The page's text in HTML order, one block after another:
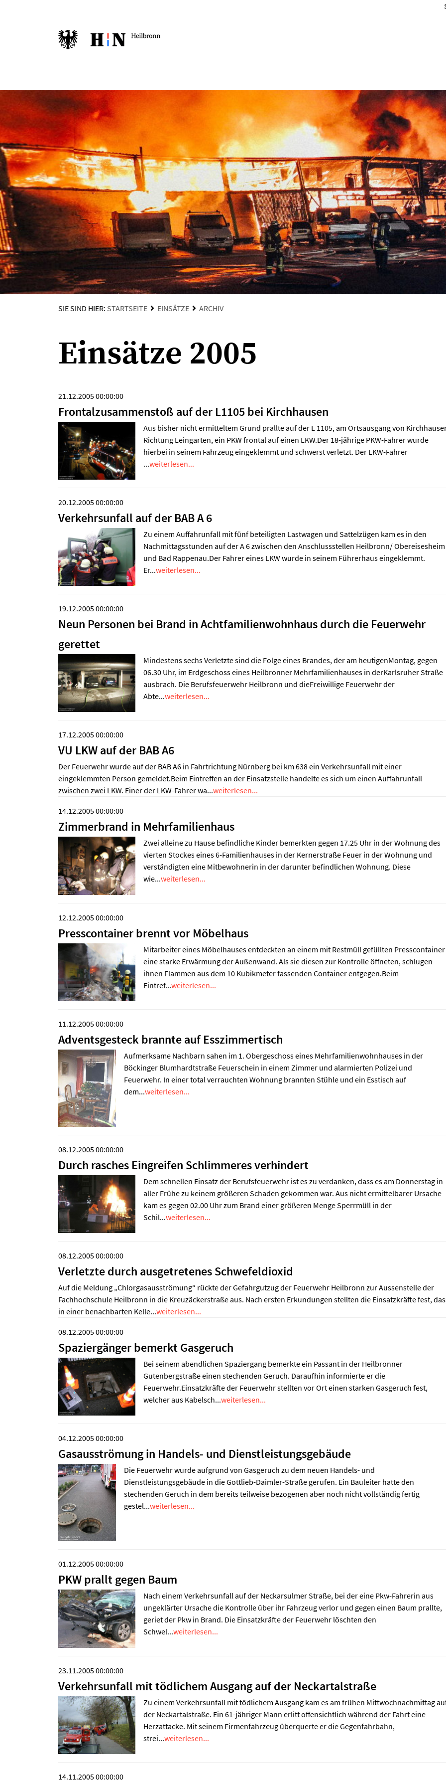
SIE SIND HIER: STARTSEITE EINSÄTZE ARCHIV
Einsätze 2005
21.12.2005 00:00:00
Frontalzusammenstoß auf der L1105 bei Kirchhausen
Aus bisher nicht ermitteltem Grund prallte auf der L 1105, am Ortsausgang von
Richtung Leingarten, ein PKW frontal auf einen LKW.Der 18-jährige PKW-Fahrer wurde
hierbei in seinem Fahrzeug eingeklemmt und schwerst verletzt. Der LKW-Fahrer
...weiterlesen...
20.12.2005 00:00:00
Verkehrsunfall auf der BAB A 6
Zu einem Auffahrunfall mit fünf beteiligten Lastwagen und Sattelzügen kam es in den
Nachmittagsstunden auf der A 6 zwischen den Anschlussstellen Heilbronn/ Obereisesheim
und Bad Rappenau.Der Fahrer eines LKW wurde in seinem Führerhaus eingeklemmt.
Er...weiterlesen...
19.12.2005 00:00:00
Neun Personen bei Brand in Achtfamilienwohnhaus durch die Feuerwehr
gerettet
Mindestens sechs Verletzte sind die Folge eines Brandes, der am heutigenMontag, gegen
06.30 Uhr, im Erdgeschoss eines Heilbronner Mehrfamilienhauses in derKarlsruher Straße
ausbrach. Die Berufsfeuerwehr Heilbronn und dieFreiwillige Feuerwehr der
Abte...weiterlesen...
17.12.2005 00:00:00
VU LKW auf der BAB A6
Der Feuerwehr wurde auf der BAB A6 in Fahrtrichtung Nürnberg bei km 638 ein Verkehrsunfall mit einer
eingeklemmten Person gemeldet.Beim Eintreffen an der Einsatzstelle handelte es sich um einen Auffahrunfall
zwischen zwei LKW. Einer der LKW-Fahrer wa...weiterlesen...
14.12.2005 00:00:00
Zimmerbrand in Mehrfamilienhaus
Zwei alleine zu Hause befindliche Kinder bemerkten gegen 17.25 Uhr in der Wohnung des
vierten Stockes eines 6-Familienhauses in der Kernerstraße Feuer in der Wohnung und
verständigten eine Mitbewohnerin in der darunter befindlichen Wohnung. Diese
wie...weiterlesen...
12.12.2005 00:00:00
Presscontainer brennt vor Möbelhaus
Mitarbeiter eines Möbelhauses entdeckten an einem mit Restmüll gefüllten Presscontainer
eine starke Erwärmung der Außenwand. Als sie diesen zur Kontrolle öffneten, schlugen
ihnen Flammen aus dem 10 Kubikmeter fassenden Container entgegen.Beim
Eintref...weiterlesen...
11.12.2005 00:00:00
Adventsgesteck brannte auf Esszimmertisch
Aufmerksame Nachbarn sahen im 1. Obergeschoss eines Mehrfamilienwohnhauses in der
Böckinger Blumhardtstraße Feuerschein in einem Zimmer und alarmierten Polizei und
Feuerwehr. In einer total verrauchten Wohnung brannten Stühle und ein Esstisch auf
dem...weiterlesen...
08.12.2005 00:00:00
Durch rasches Eingreifen Schlimmeres verhindert
Dem schnellen Einsatz der Berufsfeuerwehr ist es zu verdanken, dass es am Donnerstag in
aller Frühe zu keinem größeren Schaden gekommen war. Aus nicht ermittelbarer Ursache
kam es gegen 02.00 Uhr zum Brand einer größeren Menge Sperrmüll in der
Schil...weiterlesen...
08.12.2005 00:00:00
Verletzte durch ausgetretenes Schwefeldioxid
Auf die Meldung „Chlorgasausströmung“ rückte der Gefahrgutzug der Feuerwehr Heilbronn zur Aussenstelle der
Fachhochschule Heilbronn in die Kreuzäckerstraße aus. Nach ersten Erkundungen stellten die Einsatzkräfte fest,
in einer benachbarten Kelle...weiterlesen...
08.12.2005 00:00:00
Spaziergänger bemerkt Gasgeruch
Bei seinem abendlichen Spaziergang bemerkte ein Passant in der Heilbronner
Gutenbergstraße einen stechenden Geruch. Daraufhin informierte er die
Feuerwehr.Einsatzkräfte der Feuerwehr stellten vor Ort einen starken Gasgeruch fest,
welcher aus Kabelsch...weiterlesen...
04.12.2005 00:00:00
Gasausströmung in Handels- und Dienstleistungsgebäude
Die Feuerwehr wurde aufgrund von Gasgeruch zu dem neuen Handels- und
Dienstleistungsgebäude in die Gottlieb-Daimler-Straße gerufen. Ein Bauleiter hatte den
stechenden Geruch in dem bereits teilweise bezogenen aber noch nicht vollständig fertig
gestel...weiterlesen...
01.12.2005 00:00:00
PKW prallt gegen Baum
Nach einem Verkehrsunfall auf der Neckarsulmer Straße, bei der eine Pkw-Fahrerin aus
ungeklärter Ursache die Kontrolle über ihr Fahrzeug verlor und gegen einen Baum prallte,
geriet der Pkw in Brand. Die Einsatzkräfte der Feuerwehr löschten den
Schwel...weiterlesen...
23.11.2005 00:00:00
Verkehrsunfall mit tödlichem Ausgang auf der Neckartalstraße
Zu einem Verkehrsunfall mit tödlichem Ausgang kam es am frühen Mittwochnachmittag
der Neckartalstraße. Ein 61-jähriger Mann erlitt offensichtlich während der Fahrt eine
Herzattacke. Mit seinem Firmenfahrzeug überquerte er die Gegenfahrbahn,
strei...weiterlesen...
14.11.2005 00:00:00